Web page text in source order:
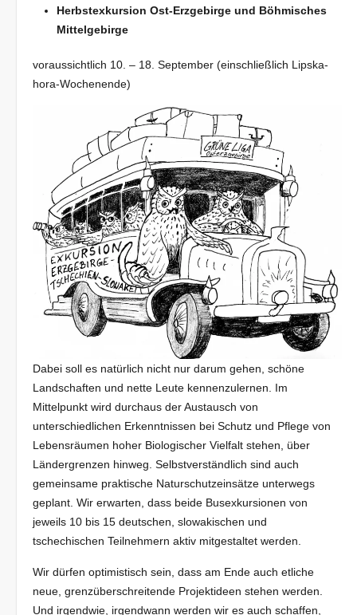
Herbstexkursion Ost-Erzgebirge und Böhmisches
Mittelgebirge
voraussichtlich 10. – 18. September (einschließlich Lipska-
hora-Wochenende)
Dabei soll es natürlich nicht nur darum gehen, schöne
Landschaften und nette Leute kennenzulernen. Im
Mittelpunkt wird durchaus der Austausch von
unterschiedlichen Erkenntnissen bei Schutz und Pflege von
Lebensräumen hoher Biologischer Vielfalt stehen, über
Ländergrenzen hinweg. Selbstverständlich sind auch
gemeinsame praktische Naturschutzeinsätze unterwegs
geplant. Wir erwarten, dass beide Busexkursionen von
jeweils 10 bis 15 deutschen, slowakischen und
tschechischen Teilnehmern aktiv mitgestaltet werden.
Wir dürfen optimistisch sein, dass am Ende auch etliche
neue, grenzüberschreitende Projektideen stehen werden.
Und irgendwie, irgendwann werden wir es auch schaffen,